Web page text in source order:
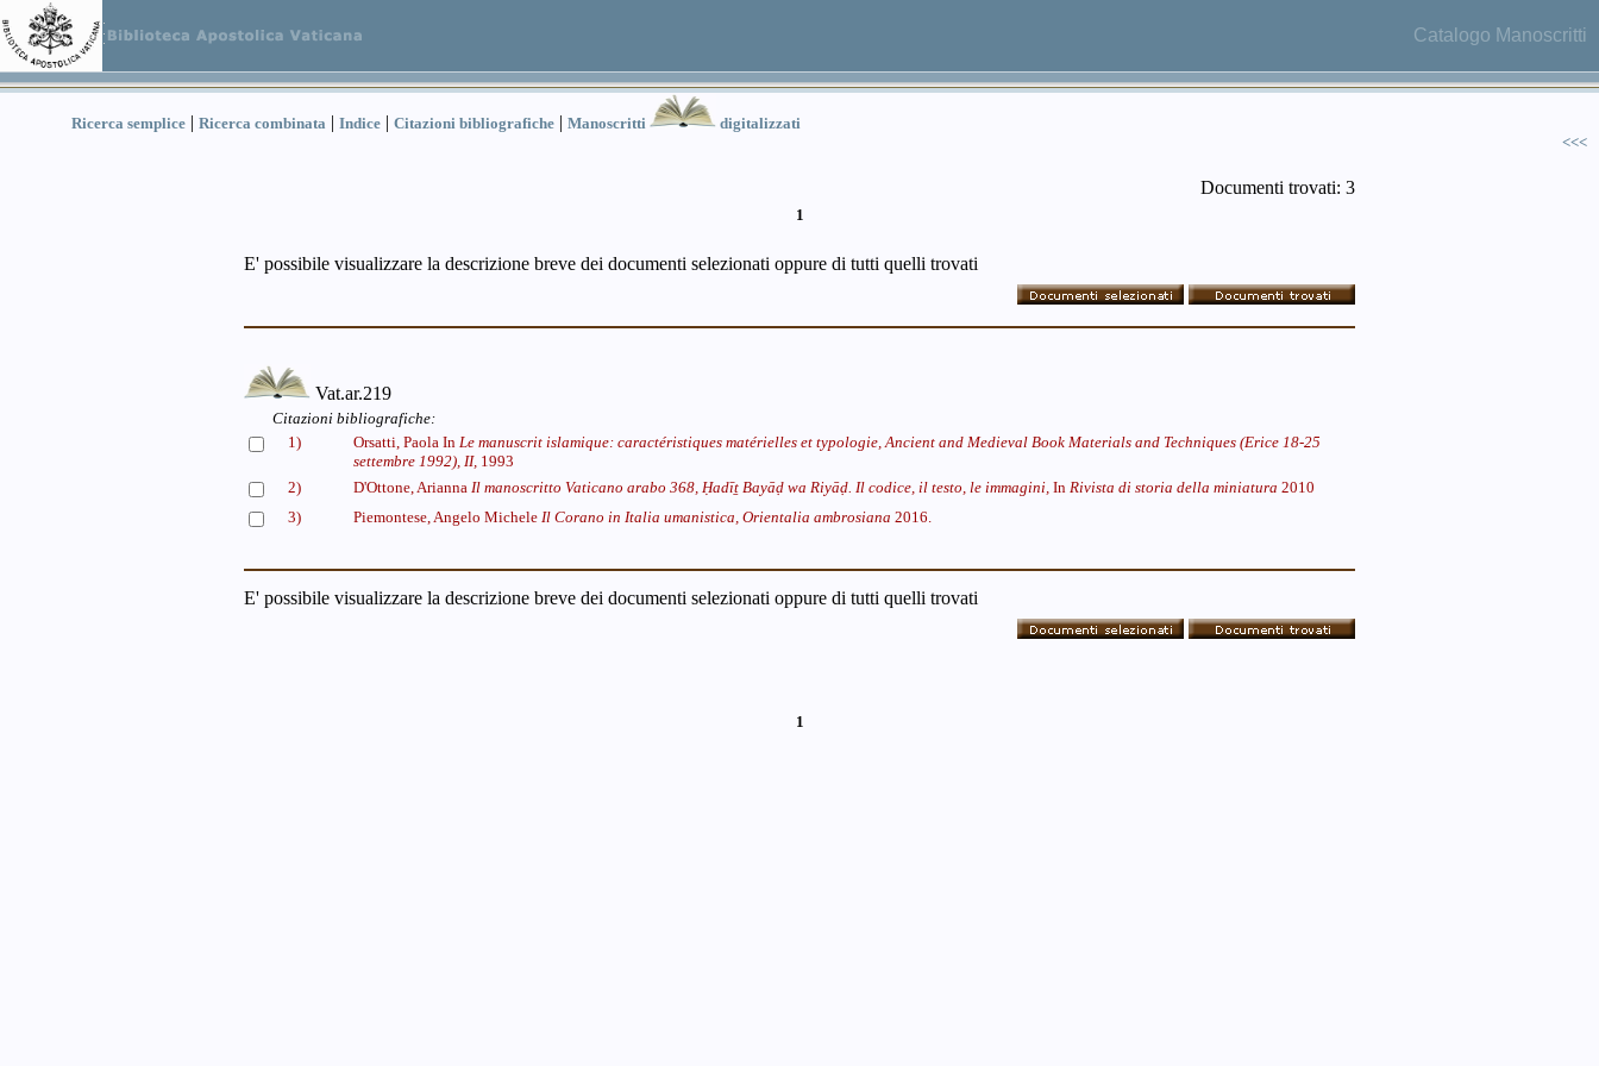
Catalogo Manoscritti
Ricerca semplice | Ricerca combinata | Indice | Citazioni bibliografiche | Manoscritti
digitalizzati
<<<
Documenti trovati: 3
1
E' possibile visualizzare la descrizione breve dei documenti selezionati oppure di tutti quelli trovati
Vat.ar.219
Citazioni bibliografiche:
1)
Orsatti, Paola In Le manuscrit islamique: caractéristiques matérielles et typologie,Ancient and Medieval Book Materials and Techniques (Erice 18-25
settembre 1992), II, 1993
2)
D'Ottone, Arianna Il manoscritto Vaticano arabo 368, Ḥadīṯ Bayāḍ wa Riyāḍ. Il codice, il testo, le immagini, In Rivista di storia della miniatura 2010
3)
Piemontese, Angelo Michele Il Corano in Italia umanistica, Orientalia ambrosiana 2016.
E' possibile visualizzare la descrizione breve dei documenti selezionati oppure di tutti quelli trovati
1